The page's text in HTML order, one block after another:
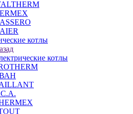
котлы
котлы